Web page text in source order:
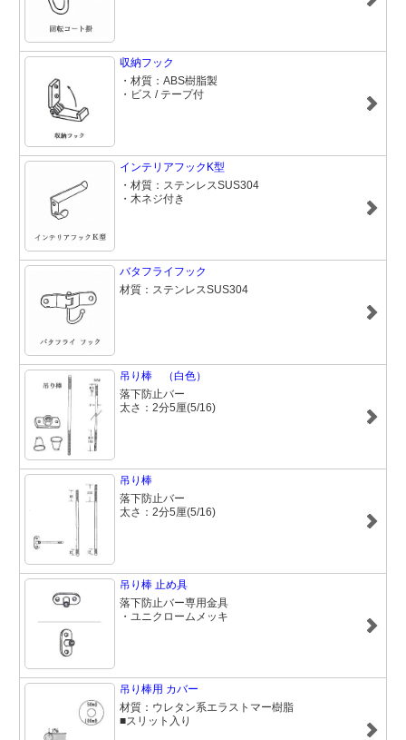
収納フック
・材質：ABS樹脂製
・ビス / テープ付
インテリアフックK型
・材質：ステンレスSUS304
・木ネジ付き
バタフライフック
材質：ステンレスSUS304
吊り棒 （白色）
落下防止バー
太さ：2分5厘(5/16)
吊り棒
落下防止バー
太さ：2分5厘(5/16)
吊り棒 止め具
落下防止バー専用金具
・ユニクロームメッキ
吊り棒用 カバー
材質：ウレタン系エラストマー樹脂
■スリット入り